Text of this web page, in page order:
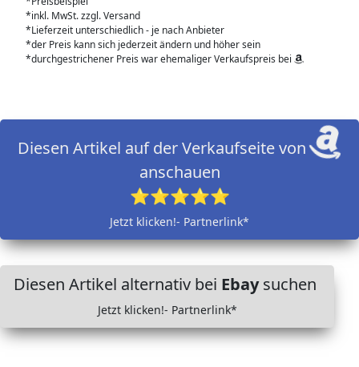
*inkl. MwSt. zzgl. Versand
*Lieferzeit unterschiedlich - je nach Anbieter
*der Preis kann sich jederzeit ändern und höher sein
*durchgestrichener Preis war ehemaliger Verkaufspreis bei
Diesen Artikel auf der Verkaufseite von
anschauen
⭐⭐⭐⭐⭐
Jetzt klicken!- Partnerlink*
Diesen Artikel alternativ bei Ebaysuchen
Jetzt klicken!- Partnerlink*